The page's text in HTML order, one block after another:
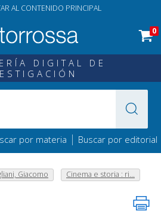
AL CONTENIDO PRINCIPAL
0
DIGITAL DE
por materia | Buscar por editorial
Giacomo Cinema e storia : ri...